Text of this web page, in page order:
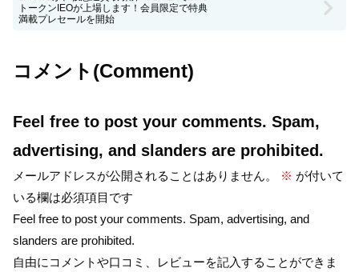
トークンIEOが上場します！会員限定で特典
満載プレセールを開始
コメント(Comment)
Feel free to post your comments. Spam,
advertising, and slanders are prohibited.
メールアドレスが公開されることはありません。 ※ が付いて
いる欄は必須項目です
Feel free to post your comments. Spam, advertising, and
slanders are prohibited.
自由にコメントや口コミ、レビューを記入することができま